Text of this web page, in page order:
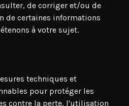
de corriger et/ou de
de certaines informations
à votre sujet.
techniques et
pour protéger les
contre la perte, l'utilisation